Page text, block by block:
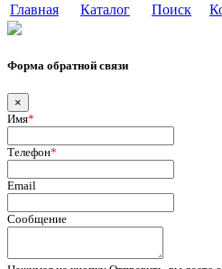
Главная Каталог Поиск
Форма обратной связи
×
Имя*
Телефон*
Email
Сообщение